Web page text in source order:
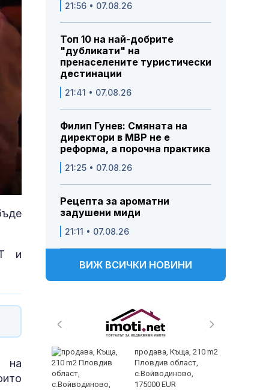
и
на
21:56 • 07.08.26
Топ 10 на най-добрите
"дубликати" на
пренаселените туристически
дестинации
21:41 • 07.08.26
Филип Гунев: Смяната на
директори в МВР не е
реформа, а порочна практика
21:25 • 07.08.26
Рецепта за ароматни
задушени миди
21:11 • 07.08.26
ВИЖ ВСИЧКИ НОВИНИ
при
продава, Къща, 210 m2
Пловдив област,
с.Войводиново,
175000 EUR